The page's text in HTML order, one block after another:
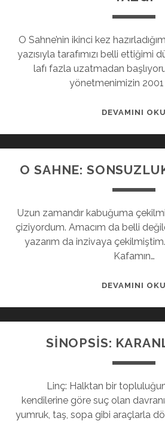
O Sahne’nin ikinci kez
yazısıyla tarafımızı belli ettiğimi
lafı fazla uzatmadan
yönetmenimizin 2001
DEVAMINI OKU
O SAHNE:
Uzun zamandır kabuğuma
çiziyordum. Amacım da belli
yazarım da inzivaya
Kafamın…
DEVAMINI OKU
SİNOPSİS:
Linç: Halktan bir
kendilerine göre suç olan
yumruk, taş, sopa gibi araçlarla